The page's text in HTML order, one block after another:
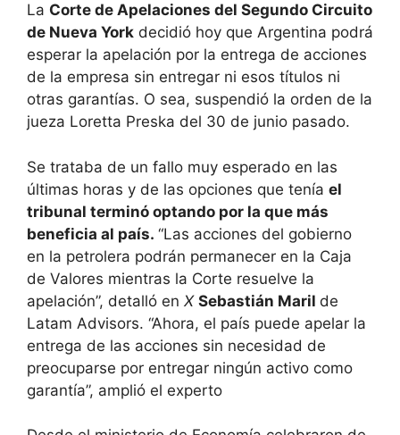
La Corte de Apelaciones del Segundo Circuito
de Nueva York decidió hoy que Argentina podrá
esperar la apelación por la entrega de acciones
de la empresa sin entregar ni esos títulos ni
otras garantías. O sea, suspendió la orden de la
jueza Loretta Preska del 30 de junio pasado.
Se trataba de un fallo muy esperado en las
últimas horas y de las opciones que tenía el
tribunal terminó optando por la que más
beneficia al país. “Las acciones del gobierno
en la petrolera podrán permanecer en la Caja
de Valores mientras la Corte resuelve la
apelación”, detalló en X Sebastián Maril de
Latam Advisors. “Ahora, el país puede apelar la
entrega de las acciones sin necesidad de
preocuparse por entregar ningún activo como
garantía”, amplió el experto